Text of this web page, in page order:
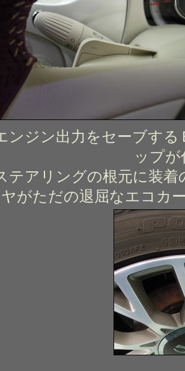
ンジン出力をセーブす
ップ
テアリングの根元に装
ヤがただの退屈なエコカ